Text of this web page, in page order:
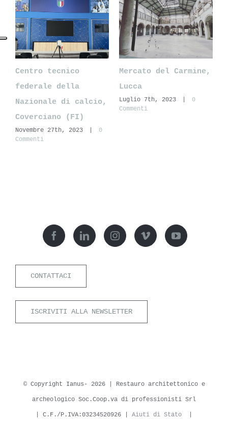
Centro tecnico
federale della
Nazionale di calcio,
Coverciano (FI)
Novembre 27th, 2023
0
Commenti
Mercato del Carmine,
Lucca
Luglio 7th, 2023
0
Commenti
CONTATTACI
ISCRIVITI ALLA NEWSLETTER
© Copyright Ianus- 2026 | Restauro architettonico e
archeologico Soc.Coop.va di professionisti Srl
| C.F./P.IVA:03234520926 | Aiuti di Stato